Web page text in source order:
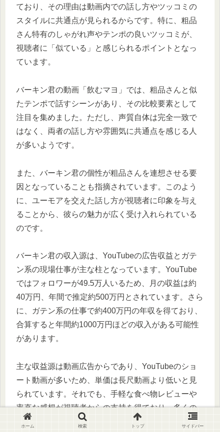
ており、その理由は動画内での話し方やツッコミの
スタイルに共通点が見られるからです。特に、粗品
さん特有のしゃがれ声やテンポの良いツッコミが、
視聴者に「似ている」と感じられるポイントとなっ
ています。
バーキン君の動画「飲むマヨ」では、粗品さんと似
たテンポで話すシーンがあり、その比較要素として
注目を集めました。ただし、声質自体は完全一致で
はなく、両者の話し方や雰囲気に共通点を感じる人
が多いようです。
また、バーキン君の個性が粗品さんを連想させる要
因となっていることも指摘されています。このよう
に、ユーモアを交えた話し方が視聴者に印象を与え
ることから、彼らの魅力が広く受け入れられている
のです。
バーキン君の収入源は、YouTubeの広告収益とガテ
ン系の現場仕事が主な柱となっています。YouTube
ではフォロワーが49.5万人いるため、月の収益は約
40万円、年間で推定約500万円とされています。さら
に、ガテン系の仕事で約400万円の年収を得ており、
合算すると年間約1000万円ほどの収入がある可能性
があります。
主な収益源は動画広告からであり、YouTubeのショ
ート動画が多いため、単価は長尺動画より低いと見
られています。それでも、手軽な食べ物レビューや
率直な感想が視聴者からの支持を得ており、多くの
ファンを獲得しています。また、グッズ販売や過去
ホーム 検索 トップ サイドバー